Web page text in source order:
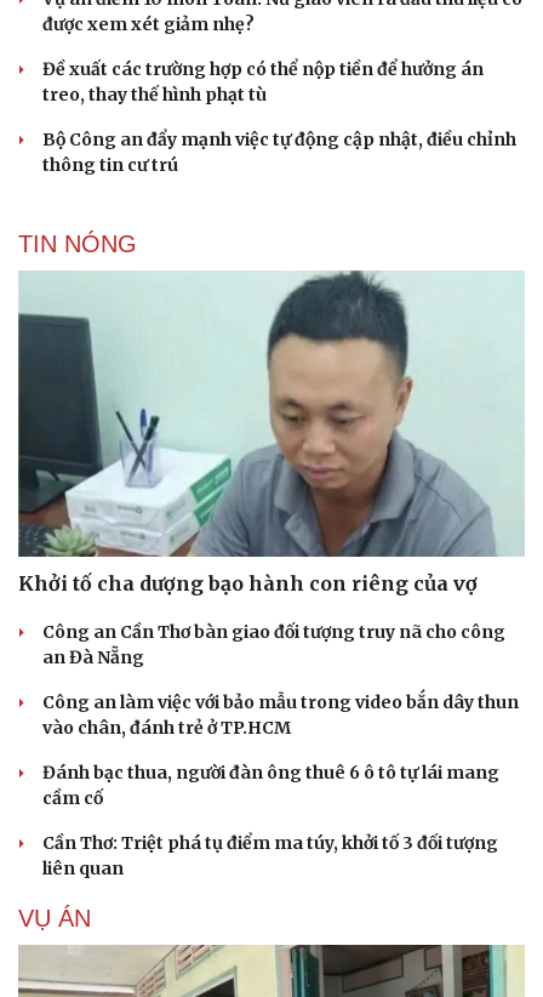
Du lịch
Săn Tour
check-in
Podcast
Đọc truyện đêm khuya
Hạt giống tâm hồn
được xem xét giảm nhẹ?
Đề xuất các trường hợp có thể nộp tiền để hưởng án
treo, thay thế hình phạt tù
Bộ Công an đẩy mạnh việc tự động cập nhật, điều chỉnh
thông tin cư trú
TIN NÓNG
Khởi tố cha dượng bạo hành con riêng của vợ
Công an Cần Thơ bàn giao đối tượng truy nã cho công
an Đà Nẵng
Công an làm việc với bảo mẫu trong video bắn dây thun
vào chân, đánh trẻ ở TP.HCM
Đánh bạc thua, người đàn ông thuê 6 ô tô tự lái mang
cầm cố
Cần Thơ: Triệt phá tụ điểm ma túy, khởi tố 3 đối tượng
liên quan
VỤ ÁN